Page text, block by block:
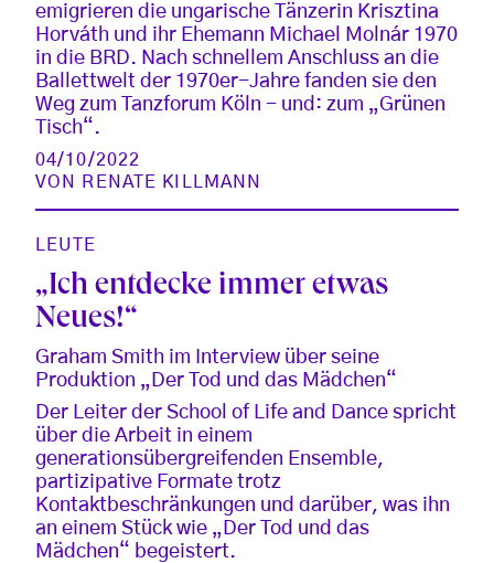
emigrieren die ungarische Tänzerin Krisztina
Horváth und ihr Ehemann Michael Molnár 1970
in die BRD. Nach schnellem Anschluss an die
Ballettwelt der 1970er-Jahre fanden sie den
Weg zum Tanzforum Köln - und: zum „Grünen
Tisch“.
04/10/2022
VON
RENATE KILLMANN
LEUTE
„Ich entdecke immer etwas
Neues!“
Graham Smith im Interview über seine
Produktion „Der Tod und das Mädchen“
Der Leiter der School of Life and Dance spricht
über die Arbeit in einem
generationsübergreifenden Ensemble,
partizipative Formate trotz
Kontaktbeschränkungen und darüber, was ihn
an einem Stück wie „Der Tod und das
Mädchen“ begeistert.